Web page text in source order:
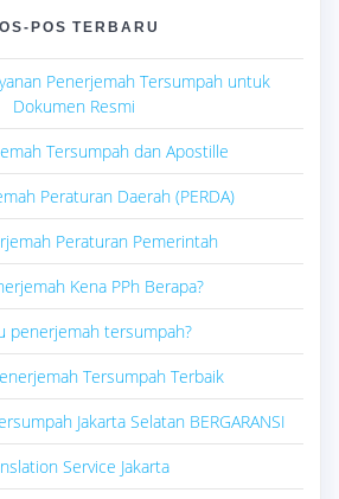
POS TERBARU
Penerjemah Tersumpah untuk
Dokumen Resmi
Tersumpah dan Apostille
Peraturan Daerah (PERDA)
Peraturan Pemerintah
Kena PPh Berapa?
penerjemah tersumpah?
Tersumpah Terbaik
Jakarta Selatan BERGARANSI
Service Jakarta